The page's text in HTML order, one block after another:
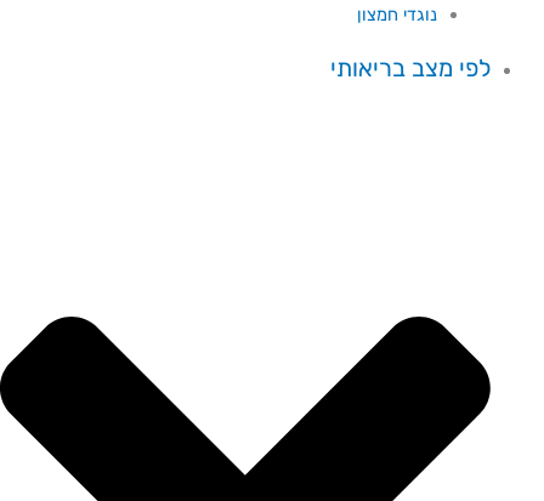
נוגדי חמצון
לפי מצב בריאותי